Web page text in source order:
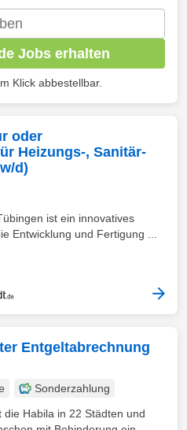
Jobs erhalten
Klick abbestellbar.
oder
Heizungs-, Sanitär-
d)
ist ein innovatives
Entwicklung und Fertigung ...
Entgeltabrechnung
Sonderzahlung
Habila in 22 Städten und